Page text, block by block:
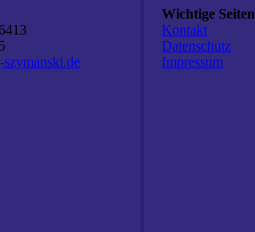
Wichtige Seiten
Kontakt
Datenschutz
Impressum